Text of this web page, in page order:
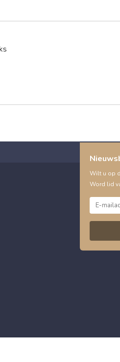
Wilt u op
Word lid